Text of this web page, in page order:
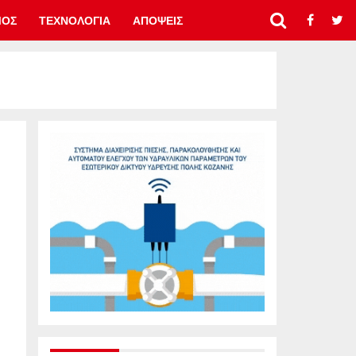
ΤΕΧΝΟΛΟΓΙΑ ΑΠΟΨΕΙΣ